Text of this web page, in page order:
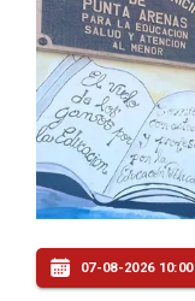
07-08-2026 10:00